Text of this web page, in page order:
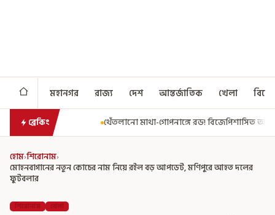
মহানগর রাজ্য দেশ আন্তর্জাতিক খেলা
ব্রেকিং
থেঁতলানো মাথা-গোপনাঙ্গে রড! বিজেপিশাসিত অসমে নাবালিকার নৃশংস পরিণতি
হোম›শিরোনাম›
মোহনবাগানের নতুন কোচের নাম নিয়ে রইল বড় আপডেট, মণিপুরে আহত দলের
ফুটবলার
শিরোনাম খেলা